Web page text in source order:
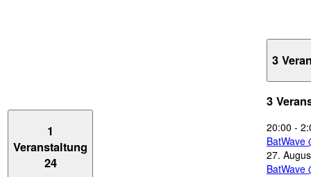
1
Veranstaltung
24
3
3
20:00 -
BatWave
27.
BatWave